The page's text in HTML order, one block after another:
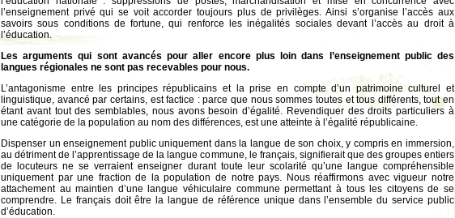
l’enseignement privé qui se voit accorder toujours plus de privilèges. Ainsi s’organise l’accès aux
savoirs sous conditions de fortune, qui renforce les inégalités sociales devant l’accès au droit à
l’éducation.
Les arguments qui sont avancés pour aller encore plus loin dans l’enseignement public des
langues régionales ne sont pas recevables pour nous.
L’antagonisme entre les principes républicains et la prise en compte d’un patrimoine culturel et
linguistique, avancé par certains, est factice : parce que nous sommes toutes et tous différents, tout en
étant avant tout des semblables, nous avons besoin d’égalité. Revendiquer des droits particuliers à
une catégorie de la population au nom des différences, est une atteinte à l’égalité républicaine.
Dispenser un enseignement public uniquement dans la langue de son choix, y compris en immersion,
au détriment de l’apprentissage de la langue commune, le français, signifierait que des groupes entiers
de locuteurs ne se verraient enseigner durant toute leur scolarité qu’une langue compréhensible
uniquement par une fraction de la population de notre pays. Nous réaffirmons avec vigueur notre
attachement au maintien d’une langue véhiculaire commune permettant à tous les citoyens de se
comprendre. Le français doit être la langue de référence unique dans l’ensemble du service public
d’éducation.